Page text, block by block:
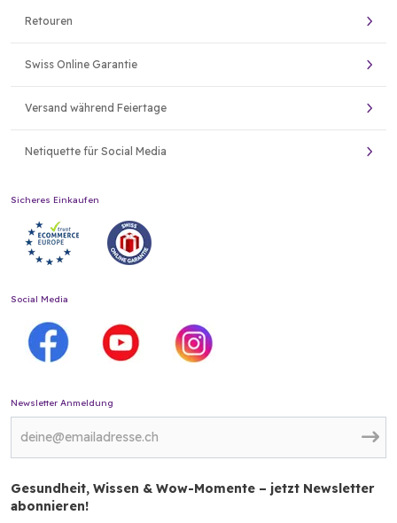
Retouren
Swiss Online Garantie
Versand während Feiertage
Netiquette für Social Media
Sicheres Einkaufen
Social Media
Newsletter Anmeldung
Gesundheit, Wissen & Wow-Momente – jetzt Newsletter
abonnieren!